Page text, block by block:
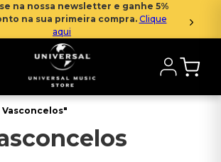
na nossa newsletter e ganhe 5%
na sua primeira compra. Clique
aqui
Vasconcelos